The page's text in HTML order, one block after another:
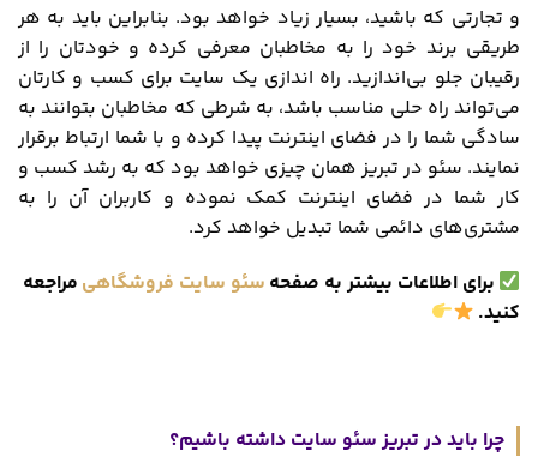
و تجارتی که باشید، بسیار زیاد خواهد بود. بنابراین باید به هر
طریقی برند خود را به مخاطبان معرفی کرده و خودتان را از
رقیبان جلو بی‌اندازید. راه‌ اندازی یک سایت برای کسب ‌و کارتان
می‌تواند راه‌ حلی مناسب باشد، به شرطی که مخاطبان بتوانند به
سادگی شما را در فضای اینترنت پیدا کرده و با شما ارتباط برقرار
نمایند. سئو در تبریز همان چیزی خواهد بود که به رشد کسب‌ و
کار شما در فضای اینترنت کمک نموده و کاربران آن را به
مشتری‌های دائمی شما تبدیل خواهد کرد.
برای اطلاعات بیشتر به صفحه سئو سایت فروشگاهی مراجعه
کنید.
چرا باید در تبریز سئو سایت داشته باشیم؟